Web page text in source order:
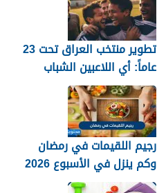
تطوير منتخب العراق تحت 23
عاماً: أي اللاعبين الشباب
جاهزون للاختراق الدولي؟
رجيم اللقيمات في رمضان
وكم ينزل في الأسبوع 2026